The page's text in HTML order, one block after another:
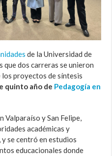
de la Universidad de
que dos carreras se unieron
proyectos de síntesis
quinto año de Pedagogía en
Valparaíso y San Felipe,
académicas y
se centró en estudios
educacionales donde